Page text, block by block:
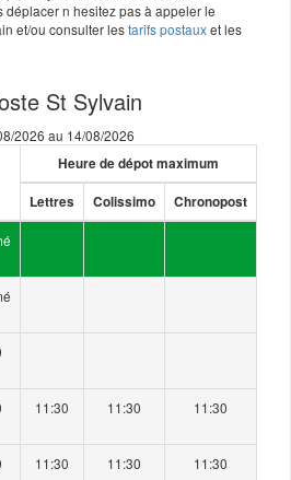
déplacer n hesitez pas à appeler le
et/ou consulter lestarifs postauxet les
St Sylvain
2026 au 14/08/2026
Heure de dépot maximum
Lettres Colissimo Chronopost
11:30 11:30 11:30
11:30 11:30 11:30